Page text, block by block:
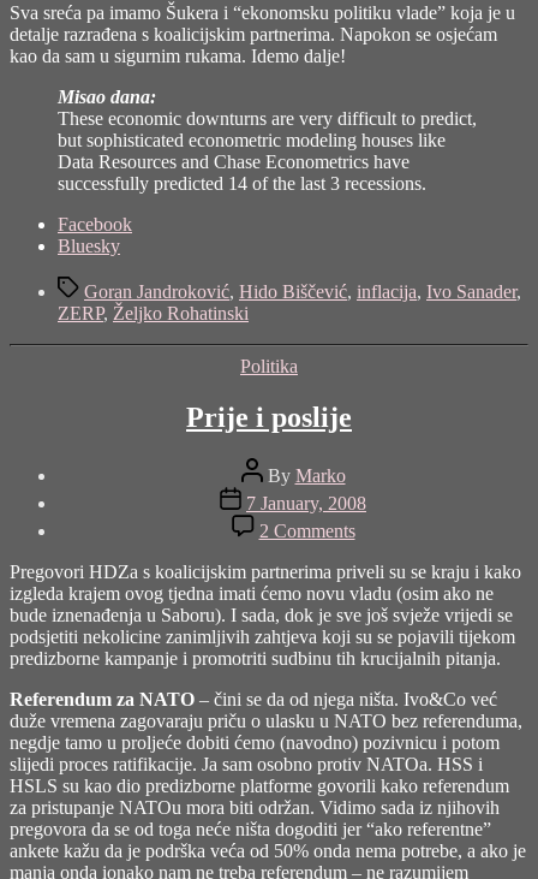
Sva sreća pa imamo Šukera i “ekonomsku politiku vlade” koja je u
detalje razrađena s koalicijskim partnerima. Napokon se osjećam
kao da sam u sigurnim rukama. Idemo dalje!
Misao dana:
These economic downturns are very difficult to predict,
but sophisticated econometric modeling houses like
Data Resources and Chase Econometrics have
successfully predicted 14 of the last 3 recessions.
Share
"Zaoštravanje"
Facebook
Bluesky
TagsGoran Jandroković, Hido Biščević, inflacija, Ivo Sanader,
ZERP, Željko Rohatinski
Categories
Politika
Prije i poslije
Post
author
By Marko
Post
date
7 January, 2008
2 Commentson
Prije
i
poslije
Pregovori HDZa s koalicijskim partnerima priveli su se kraju i kako
izgleda krajem ovog tjedna imati ćemo novu vladu (osim ako ne
bude iznenađenja u Saboru). I sada, dok je sve još svježe vrijedi se
podsjetiti nekolicine zanimljivih zahtjeva koji su se pojavili tijekom
predizborne kampanje i promotriti sudbinu tih krucijalnih pitanja.
Referendum za NATO – čini se da od njega ništa. Ivo&Co već
duže vremena zagovaraju priču o ulasku u NATO bez referenduma,
negdje tamo u proljeće dobiti ćemo (navodno) pozivnicu i potom
slijedi proces ratifikacije. Ja sam osobno protiv NATOa. HSS i
HSLS su kao dio predizborne platforme govorili kako referendum
za pristupanje NATOu mora biti održan. Vidimo sada iz njihovih
pregovora da se od toga neće ništa dogoditi jer “ako referentne”
ankete kažu da je podrška veća od 50% onda nema potrebe, a ako je
manja onda ionako nam ne treba referendum – ne razumijem